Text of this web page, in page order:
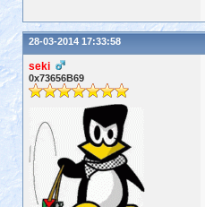
28-03-2014 17:33:58
seki
0x73656B69